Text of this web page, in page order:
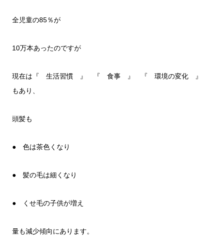
全児童の85％が
10万本あったのですが
現在は『 生活習慣 』 『 食事 』 『 環境の変化 』
もあり、
頭髪も
● 色は茶色くなり
● 髪の毛は細くなり
● くせ毛の子供が増え
量も減少傾向にあります。